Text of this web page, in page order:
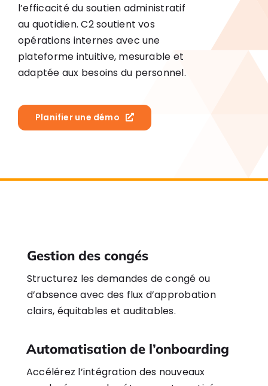
l’efficacité du soutien administratif
au quotidien.C2 soutient vos
opérations internes avec une
plateforme intuitive, mesurable et
adaptée aux besoins du personnel.
Planifier une démo
Gestion des congés
Structurez les demandes de congé ou
d’absence avec des flux d’approbation
clairs, équitables et auditables.
Automatisation de l’onboarding
Accélérez l’intégration des nouveaux